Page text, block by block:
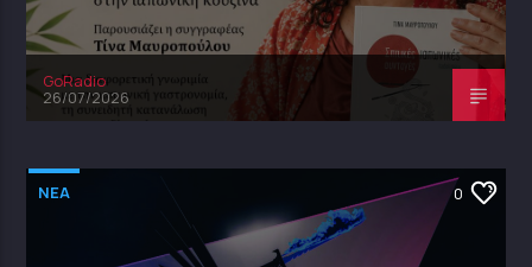
GoRadio
26/07/2026
NEA 0